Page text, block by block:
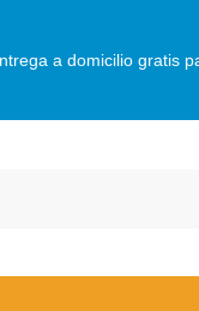
a domicilio gratis